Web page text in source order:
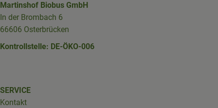
Martinshof Biobus GmbH
In der Brombach 6
66606 Osterbrücken
Kontrollstelle: DE-ÖKO-006
SERVICE
Kontakt